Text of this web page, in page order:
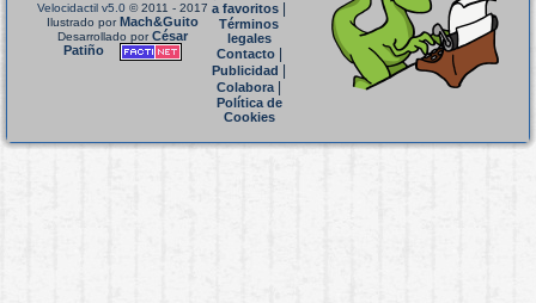
Velocidactil v5.0 © 2011 - 2017
Ilustrado porMach&Guito
Desarrollado porCésar
Patiño
a favoritos
Términos
legales
Contacto|
Publicidad
Colabora|
Política de
Cookies